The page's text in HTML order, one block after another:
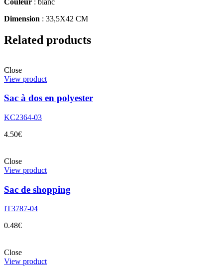
Dimension : 33,5X42 CM
Related products
Close
View product
Sac à dos en polyester
KC2364-03
4.50€
Close
View product
Sac de shopping
IT3787-04
0.48€
Close
View product